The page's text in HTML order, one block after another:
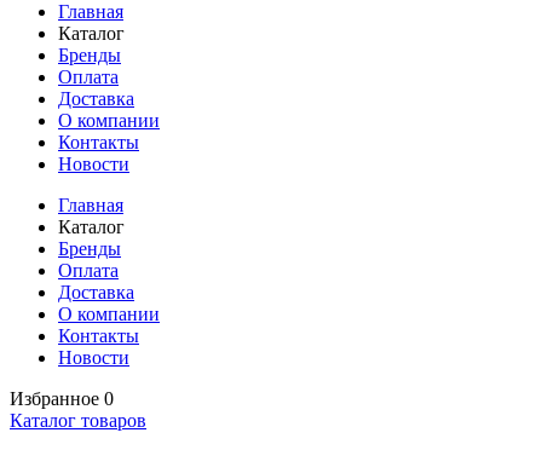
Главная
Каталог
Бренды
Оплата
Доставка
О компании
Контакты
Новости
Главная
Каталог
Бренды
Оплата
Доставка
О компании
Контакты
Новости
Избранное 0
Каталог товаров